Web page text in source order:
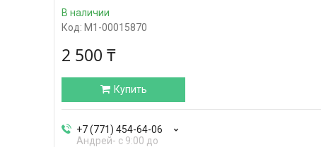
В наличии
Код: М1-00015870
2 500 ₸
Купить
+7 (771) 454-64-06
Андрей- с 9:00 до